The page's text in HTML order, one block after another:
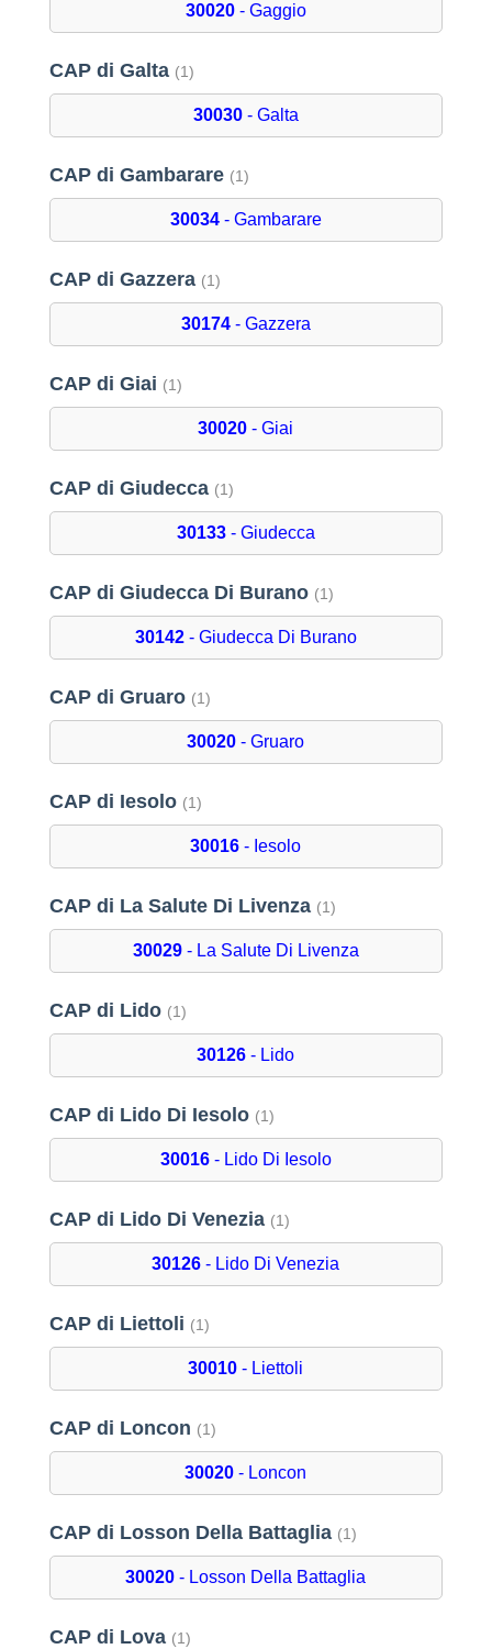
30020- Gaggio
CAP di Galta (1)
30030- Galta
CAP di Gambarare (1)
30034- Gambarare
CAP di Gazzera (1)
30174- Gazzera
CAP di Giai (1)
30020 - Giai
CAP di Giudecca (1)
30133- Giudecca
CAP di Giudecca Di Burano (1)
30142- Giudecca Di Burano
CAP di Gruaro (1)
30020 - Gruaro
CAP di Iesolo (1)
30016 - Iesolo
CAP di La Salute Di Livenza (1)
30029- La Salute Di Livenza
CAP di Lido (1)
30126 - Lido
CAP di Lido Di Iesolo (1)
30016- Lido Di Iesolo
CAP di Lido Di Venezia (1)
30126 - Lido Di Venezia
CAP di Liettoli (1)
30010 - Liettoli
CAP di Loncon (1)
30020 - Loncon
CAP di Losson Della Battaglia (1)
30020 - Losson Della Battaglia
CAP di Lova (1)